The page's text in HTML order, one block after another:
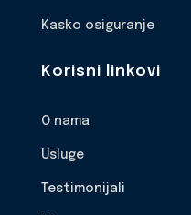
Kasko osiguranje
Korisni linkovi
O nama
Usluge
Testimonijali